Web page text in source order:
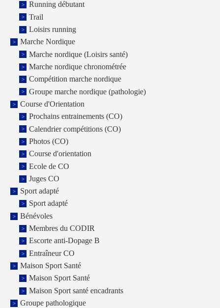
Running débutant
Trail
Loisirs running
Marche Nordique
Marche nordique (Loisirs santé)
Marche nordique chronométrée
Compétition marche nordique
Groupe marche nordique (pathologie)
Course d'Orientation
Prochains entrainements (CO)
Calendrier compétitions (CO)
Photos (CO)
Course d'orientation
Ecole de CO
Juges CO
Sport adapté
Sport adapté
Bénévoles
Membres du CODIR
Escorte anti-Dopage B
Entraîneur CO
Maison Sport Santé
Maison Sport Santé
Maison Sport santé encadrants
Groupe pathologique